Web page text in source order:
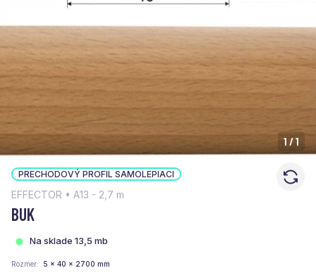
1 /1
PRECHODOVÝ PROFIL SAMOLEPIACI
EFFECTOR • A13 - 2,7 m
BUK
Na sklade 13,5 mb
Rozmer 5 x 40 x 2700 mm